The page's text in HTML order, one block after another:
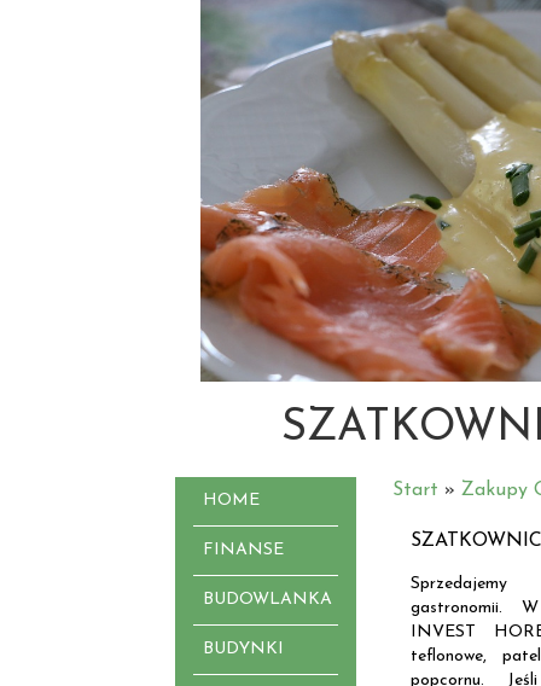
HOME
FINANSE
BUDOWLANKA
BUDYNKI
Start » Zakupy
Sprzedajemy
gastronomii.
INVEST
teflonowe,
popcornu.